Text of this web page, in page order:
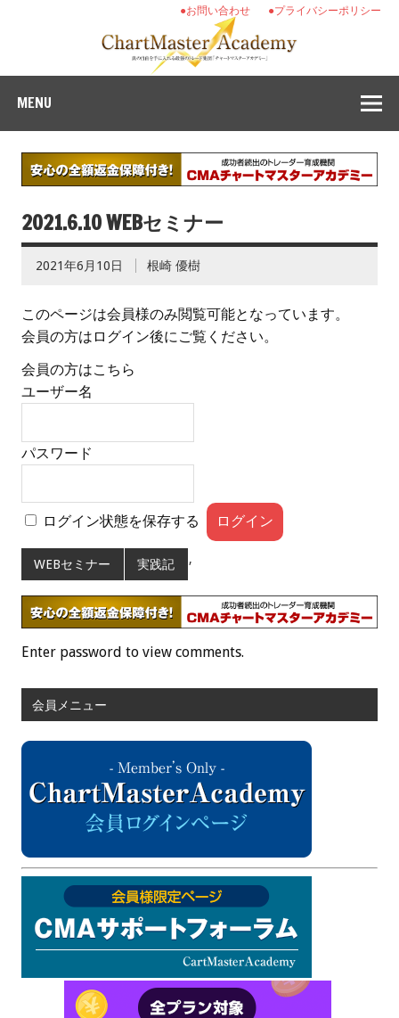
●プライバシーポリシー
●お問い合わせ
MENU
2021.6.10 WEBセミナー
2021年6月10日 根崎 優樹
このページは会員様のみ閲覧可能となっています。
会員の方はログイン後にご覧ください。
会員の方はこちら
ユーザー名
パスワード
ログイン状態を保存する
WEBセミナー ,
実践記
Enter password to view comments.
会員メニュー